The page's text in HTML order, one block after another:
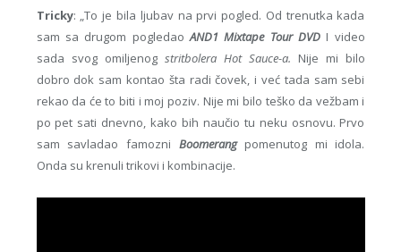
Tricky: „To je bila ljubav na prvi pogled. Od trenutka kada
sam sa drugom pogledaoAND1 Mixtape Tour DVD I video
sada svog omiljenog stritbolera Hot Sauce-a. Nije mi bilo
dobro dok sam kontao šta radi čovek, i već tada sam sebi
rekao da će to biti i moj poziv. Nije mi bilo teško da vežbam i
po pet sati dnevno, kako bih naučio tu neku osnovu. Prvo
sam savladao famozni Boomerangpomenutog mi idola.
Onda su krenuli trikovi i kombinacije.